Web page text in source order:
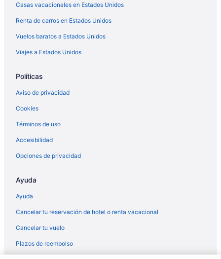
Casas vacacionales en Estados Unidos
Renta de carros en Estados Unidos
Vuelos baratos a Estados Unidos
Viajes a Estados Unidos
Políticas
Aviso de privacidad
Cookies
Términos de uso
Accesibilidad
Opciones de privacidad
Ayuda
Ayuda
Cancelar tu reservación de hotel o renta vacacional
Cancelar tu vuelo
Plazos de reembolso